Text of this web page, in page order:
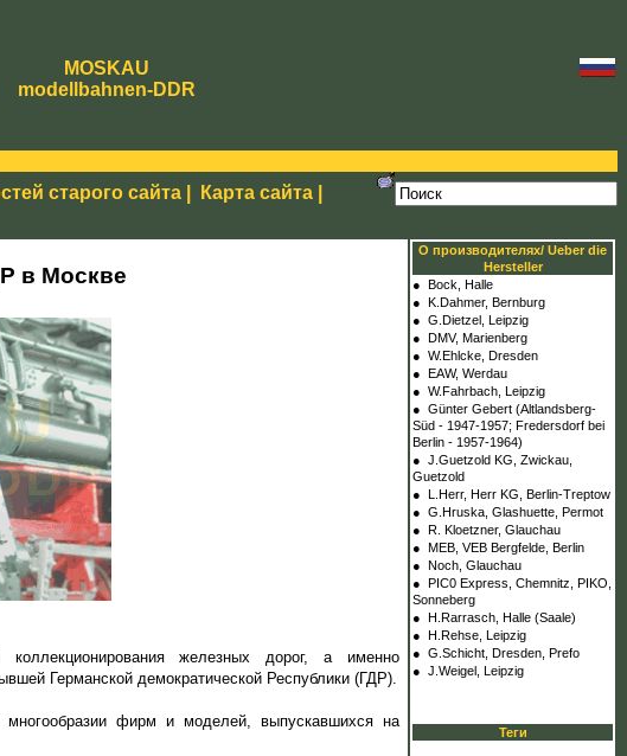
MOSKAU
modellbahnen-DDR
старого сайта Карта сайта
в Москве
железных дорог, а именно
Германской демократической Республики (ГДР).
фирм и моделей, выпускавшихся на
О производителях/ Ueber die
Hersteller
● Bock, Halle
● K.Dahmer, Bernburg
● G.Dietzel, Leipzig
● DMV, Marienberg
● W.Ehlcke, Dresden
● EAW, Werdau
● W.Fahrbach, Leipzig
● Günter Gebert (Altlandsberg-
Süd - 1947-1957; Fredersdorf bei
Berlin - 1957-1964)
● J.Guetzold KG, Zwickau,
Guetzold
● L.Herr, Herr KG, Berlin-Treptow
● G.Hruska, Glashuette, Permot
● R. Kloetzner, Glauchau
● MEB, VEB Bergfelde, Berlin
● Noch, Glauchau
● PIC0 Express, Chemnitz, PIKO,
Sonneberg
● H.Rarrasch, Halle (Saale)
● H.Rehse, Leipzig
● G.Schicht, Dresden, Prefo
● J.Weigel, Leipzig
Теги